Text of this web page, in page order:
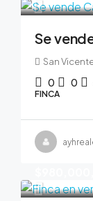
Se
San
0 0
FINCA